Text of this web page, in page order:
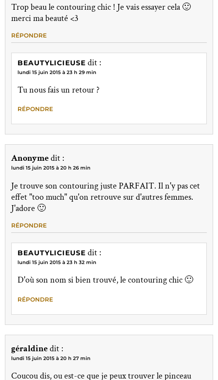
Trop beau le contouring chic ! Je vais essayer cela 🙂
merci ma beauté <3
RÉPONDRE
BEAUTYLICIEUSE dit :
lundi 15 juin 2015 à 23 h 29 min
Tu nous fais un retour ?
RÉPONDRE
Anonymedit :
lundi 15 juin 2015 à 20 h 26 min
Je trouve son contouring juste PARFAIT. Il n'y pas cet
effet "too much" qu'on retrouve sur d'autres femmes.
J'adore 🙂
RÉPONDRE
BEAUTYLICIEUSE dit :
lundi 15 juin 2015 à 23 h 32 min
D'où son nom si bien trouvé, le contouring chic 🙂
RÉPONDRE
géraldinedit :
lundi 15 juin 2015 à 20 h 27 min
Coucou dis, ou est-ce que je peux trouver le pinceau